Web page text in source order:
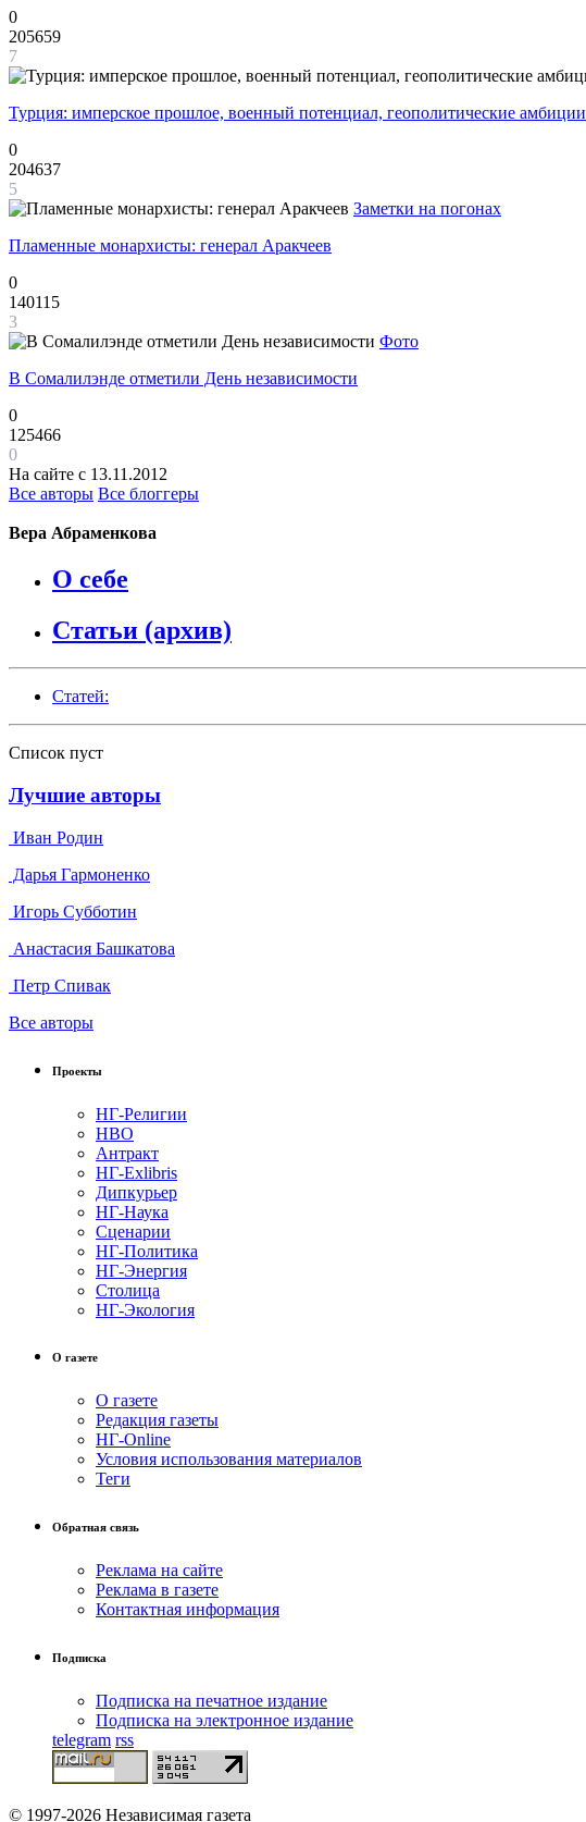
0
205659
7
Турция: имперское прошлое, военный потенциал, геополитические амбиции
0
204637
5
Заметки на погонах
Пламенные монархисты: генерал Аракчеев
0
140115
3
Фото
В Сомалилэнде отметили День независимости
0
125466
0
На сайте с 13.11.2012
Все авторы Все блоггеры
Вера Абраменкова
О себе
Статьи (архив)
Статей:
Список пуст
Лучшие авторы
Иван Родин
Дарья Гармоненко
Игорь Субботин
Анастасия Башкатова
Петр Спивак
Все авторы
Проекты
НГ-Религии
НВО
Антракт
НГ-Exlibris
Дипкурьер
НГ-Наука
Сценарии
НГ-Политика
НГ-Энергия
Столица
НГ-Экология
О газете
О газете
Редакция газеты
НГ-Online
Условия использования материалов
Теги
Обратная связь
Реклама на сайте
Реклама в газете
Контактная информация
Подписка
Подписка на печатное издание
Подписка на электронное издание
telegram rss
© 1997-2026 Независимая газета